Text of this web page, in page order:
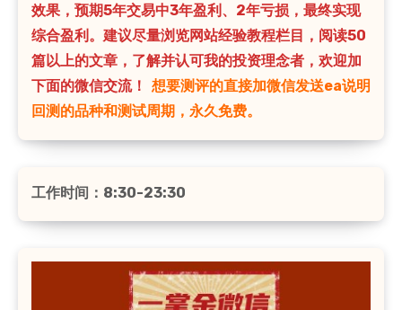
效果，预期5年交易中3年盈利、2年亏损，最终实现
综合盈利。建议尽量浏览网站经验教程栏目，阅读50
篇以上的文章，了解并认可我的投资理念者，欢迎加
下面的微信交流！
想要测评的直接加微信发送ea说明
回测的品种和测试周期，永久免费。
工作时间：8:30-23:30